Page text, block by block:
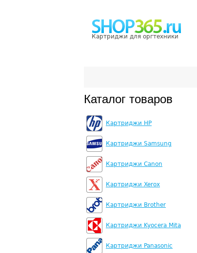
Картриджи для оргтехники
Каталог товаров
Картриджи HP
Картриджи Samsung
Картриджи Canon
Картриджи Xerox
Картриджи Brother
Картриджи Kyocera Mita
Картриджи Panasonic